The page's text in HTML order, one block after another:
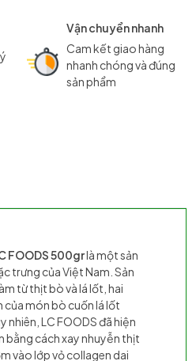
Vận chuyển nhanh
Cam kết giao hàng
nhanh chóng và đúng
sản phẩm
FOODS 500grlà một sản
trưng của Việt Nam. Sản
từ thịt bò và lá lốt, hai
của món bò cuốn lá lốt
nhiên, LC FOODS đã hiện
bằng cách xay nhuyễn thịt
vào lớp vỏ collagen dai